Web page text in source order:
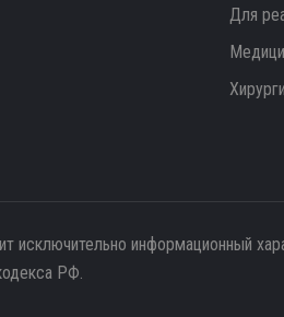
Для
исключительно информационный
РФ.